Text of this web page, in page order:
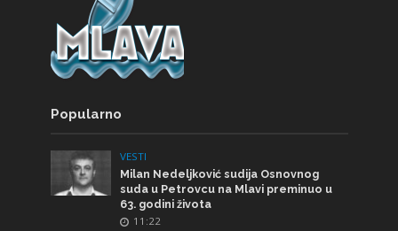
Popularno
VESTI
Milan Nedeljković sudija Osnovnog
suda u Petrovcu na Mlavi preminuo u
63. godini života
11:22